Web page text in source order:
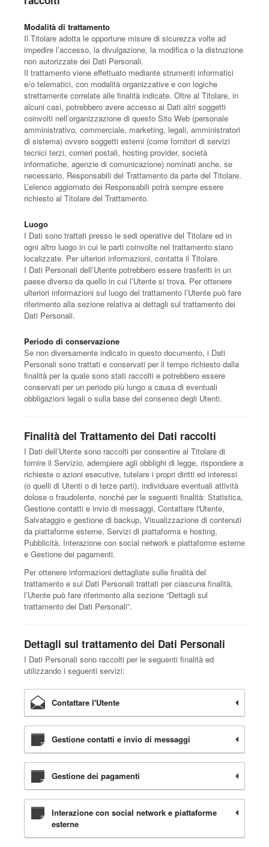
Modalità di trattamento
Il Titolare adotta le opportune misure di sicurezza volte ad
impedire l’accesso, la divulgazione, la modifica o la distruzione
non autorizzate dei Dati Personali.
Il trattamento viene effettuato mediante strumenti informatici
e/o telematici, con modalità organizzative e con logiche
strettamente correlate alle finalità indicate. Oltre al Titolare, in
alcuni casi, potrebbero avere accesso ai Dati altri soggetti
coinvolti nell’organizzazione di questo Sito Web (personale
amministrativo, commerciale, marketing, legali, amministratori
di sistema) ovvero soggetti esterni (come fornitori di servizi
tecnici terzi, corrieri postali, hosting provider, società
informatiche, agenzie di comunicazione) nominati anche, se
necessario, Responsabili del Trattamento da parte del Titolare.
L’elenco aggiornato dei Responsabili potrà sempre essere
richiesto al Titolare del Trattamento.
Luogo
I Dati sono trattati presso le sedi operative del Titolare ed in
ogni altro luogo in cui le parti coinvolte nel trattamento siano
localizzate. Per ulteriori informazioni, contatta il Titolare.
I Dati Personali dell’Utente potrebbero essere trasferiti in un
paese diverso da quello in cui l’Utente si trova. Per ottenere
ulteriori informazioni sul luogo del trattamento l’Utente può fare
riferimento alla sezione relativa ai dettagli sul trattamento dei
Dati Personali.
Periodo di conservazione
Se non diversamente indicato in questo documento, i Dati
Personali sono trattati e conservati per il tempo richiesto dalla
finalità per la quale sono stati raccolti e potrebbero essere
conservati per un periodo più lungo a causa di eventuali
obbligazioni legali o sulla base del consenso degli Utenti.
Finalità del Trattamento dei Dati raccolti
I Dati dell’Utente sono raccolti per consentire al Titolare di
fornire il Servizio, adempiere agli obblighi di legge, rispondere a
richieste o azioni esecutive, tutelare i propri diritti ed interessi
(o quelli di Utenti o di terze parti), individuare eventuali attività
dolose o fraudolente, nonché per le seguenti finalità: Statistica,
Gestione contatti e invio di messaggi, Contattare l'Utente,
Salvataggio e gestione di backup, Visualizzazione di contenuti
da piattaforme esterne, Servizi di piattaforma e hosting,
Pubblicità, Interazione con social network e piattaforme esterne
e Gestione dei pagamenti.
Per ottenere informazioni dettagliate sulle finalità del
trattamento e sui Dati Personali trattati per ciascuna finalità,
l’Utente può fare riferimento alla sezione “Dettagli sul
trattamento dei Dati Personali”.
Dettagli sul trattamento dei Dati Personali
I Dati Personali sono raccolti per le seguenti finalità ed
utilizzando i seguenti servizi:
Contattare l'Utente
Gestione contatti e invio di messaggi
Gestione dei pagamenti
Interazione con social network e piattaforme
esterne